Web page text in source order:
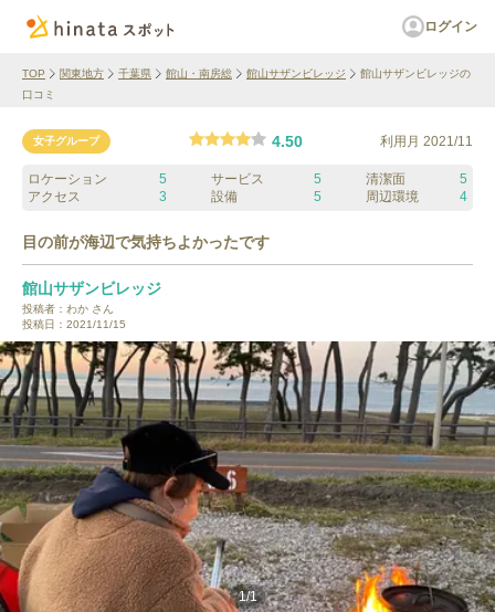
ログイン
TOP 関東地方 千葉県 館山・南房総 館山サザンビレッジ
館山サザンビレッジの
口コミ
女子グループ 4.50 利用月 2021/11
ロケーション 5 サービス 5 清潔面
5
アクセス
3 設備 5 周辺環境 4
目の前が海辺で気持ちよかったです
館山サザンビレッジ
投稿者： わか さん
投稿日： 2021/11/15
1/1